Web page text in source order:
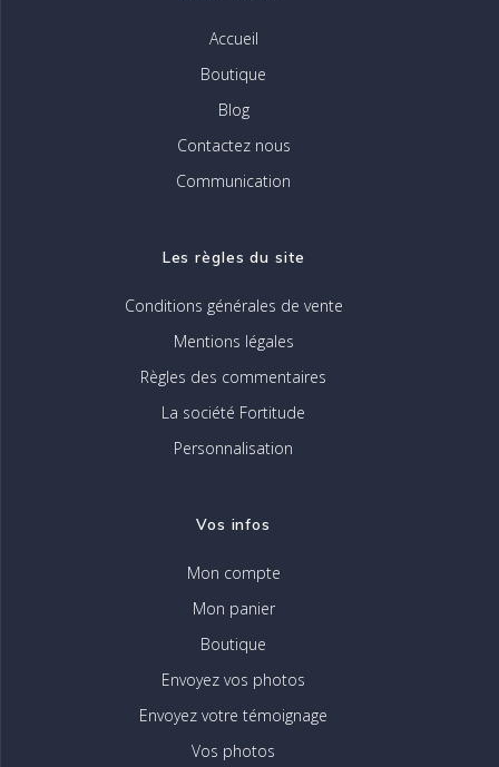
Accueil
Boutique
Blog
Contactez nous
Communication
Les règles du site
Conditions générales de vente
Mentions légales
Règles des commentaires
La société Fortitude
Personnalisation
Vos infos
Mon compte
Mon panier
Boutique
Envoyez vos photos
Envoyez votre témoignage
Vos photos